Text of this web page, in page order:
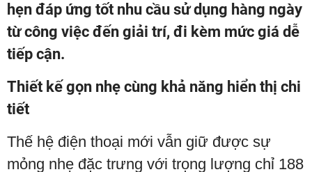
hẹn đáp ứng tốt nhu cầu sử dụng hàng ngày
từ công việc đến giải trí, đi kèm mức giá dễ
tiếp cận.
Thiết kế gọn nhẹ cùng khả năng hiển thị chi
tiết
Thế hệ điện thoại mới vẫn giữ được sự
mỏng nhẹ đặc trưng với trọng lượng chỉ 188